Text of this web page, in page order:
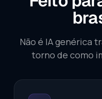
Não é IA genérica
torno de como